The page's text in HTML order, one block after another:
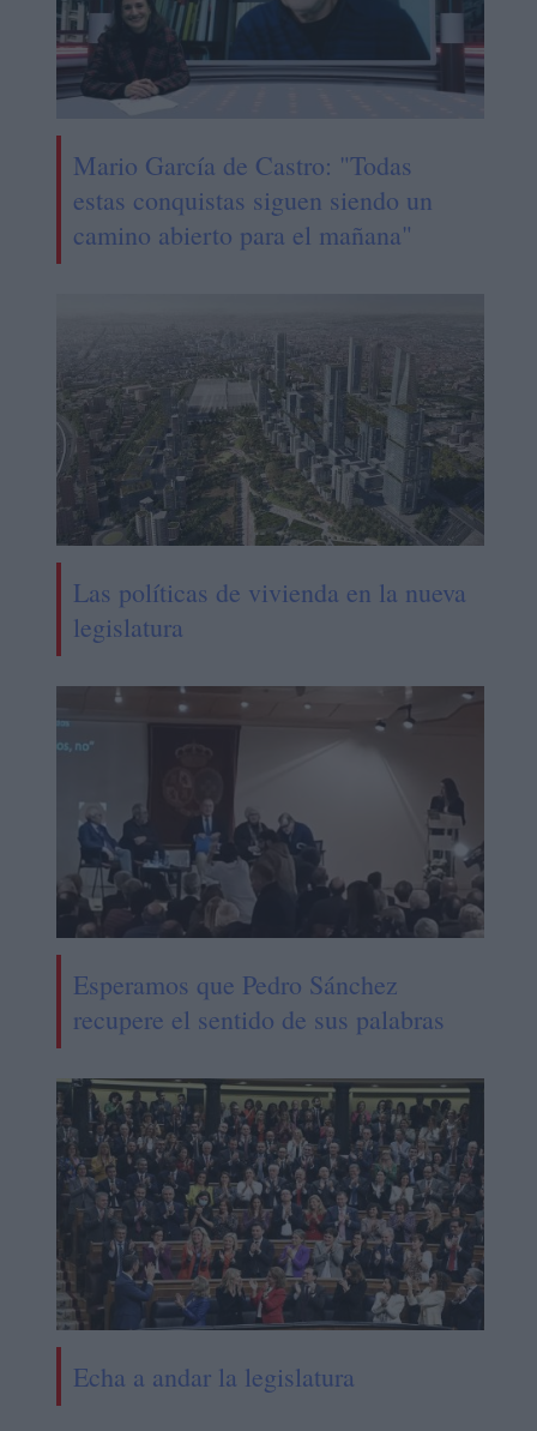
Mario García de Castro: "Todas
estas conquistas siguen siendo un
camino abierto para el mañana"
Las políticas de vivienda en la nueva
legislatura
Esperamos que Pedro Sánchez
recupere el sentido de sus palabras
Echa a andar la legislatura